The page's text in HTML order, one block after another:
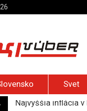
Svet
Ukrajinské drony